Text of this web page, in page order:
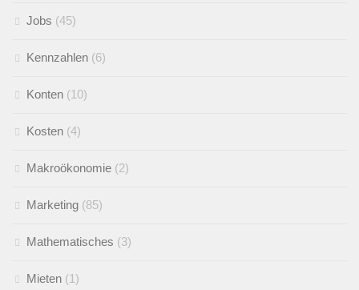
Jobs (45)
Kennzahlen (6)
Konten (10)
Kosten (4)
Makroökonomie (2)
Marketing (85)
Mathematisches (3)
Mieten (1)